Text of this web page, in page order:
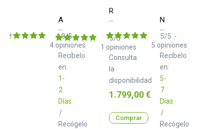
Audio
Technica
ATH
M50x
Recíbelo
en:
1-
2
Días
/
Recógelo
4.8/5-
4 opiniones
Rane
DJ
Consulta
la
disponibilidad
5/5 -
1 opiniones
Precio
1.799,00 €
Comprar
Native
Instruments
Maschine+
Recíbelo
en:
5-
7
Días
/
Recógelo
5/5 -
5 opiniones